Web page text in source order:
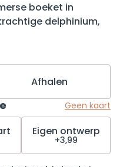
boeket in
delphinium,
gerbera in
plaatje om naar te
Tip:
heerlijke chocolade
bij hetGeen kaart
Eigen ontwerp
+3,99
Afhalen